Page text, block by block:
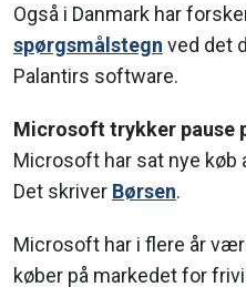
Også i Danmark har
spørgsmålstegn ved det
Palantirs software.
Microsoft trykker pause
Microsoft har sat nye køb
Det skriver Børsen.
Microsoft har i flere år
køber på markedet for